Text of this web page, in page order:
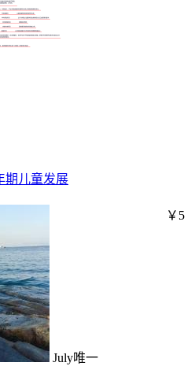
期儿童发展
July唯一
￥5